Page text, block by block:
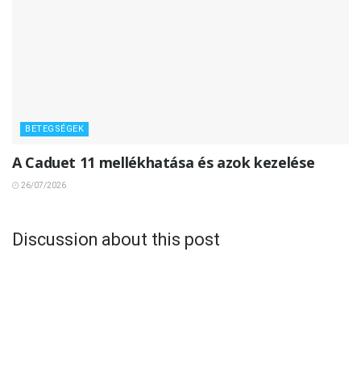
BETEGSÉGEK
A Caduet 11 mellékhatása és azok kezelése
26/07/2026
Discussion about this post